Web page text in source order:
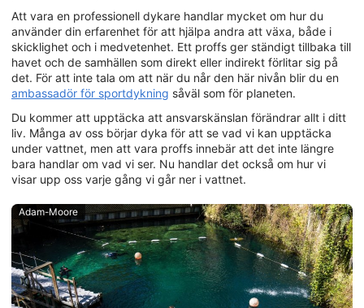
Att vara en professionell dykare handlar mycket om hur du
använder din erfarenhet för att hjälpa andra att växa, både i
skicklighet och i medvetenhet. Ett proffs ger ständigt tillbaka till
havet och de samhällen som direkt eller indirekt förlitar sig på
det. För att inte tala om att när du når den här nivån blir du en
ambassadör för sportdykning såväl som för planeten.
Du kommer att upptäcka att ansvarskänslan förändrar allt i ditt
liv. Många av oss börjar dyka för att se vad vi kan upptäcka
under vattnet, men att vara proffs innebär att det inte längre
bara handlar om vad vi ser. Nu handlar det också om hur vi
visar upp oss varje gång vi går ner i vattnet.
Adam-Moore